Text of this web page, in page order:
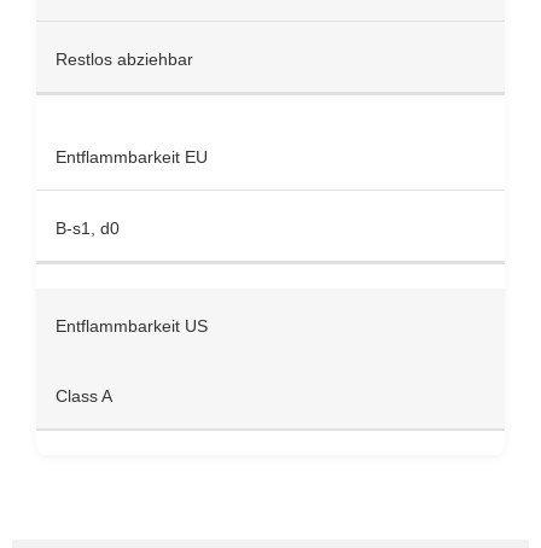
Restlos abziehbar
Entflammbarkeit EU
B-s1, d0
Entflammbarkeit US
Class A